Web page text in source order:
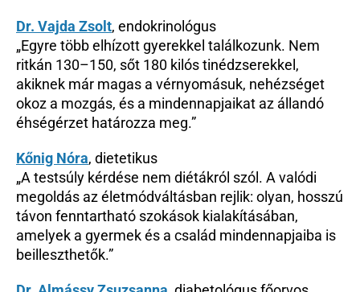
Dr. Vajda Zsolt, endokrinológus
„Egyre több elhízott gyerekkel találkozunk. Nem
ritkán 130–150, sőt 180 kilós tinédzserekkel,
akiknek már magas a vérnyomásuk, nehézséget
okoz a mozgás, és a mindennapjaikat az állandó
éhségérzet határozza meg.”
Kőnig Nóra, dietetikus
„A testsúly kérdése nem diétákról szól. A valódi
megoldás az életmódváltásban rejlik: olyan, hosszú
távon fenntartható szokások kialakításában,
amelyek a gyermek és a család mindennapjaiba is
beilleszthetők.”